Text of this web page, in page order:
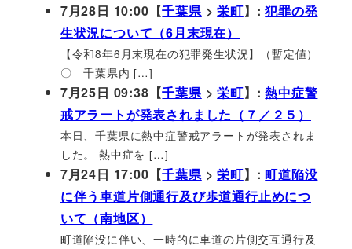
7月28日 10:00【千葉県>栄町】:犯罪の発
生状況について（6月末現在）
【令和8年6月末現在の犯罪発生状況】（暫定値）
〇 千葉県内 […]
7月25日 09:38【千葉県>栄町】:熱中症警
戒アラートが発表されました（７／２５）
本日、千葉県に熱中症警戒アラートが発表されま
した。 熱中症を […]
7月24日 17:00【千葉県>栄町】:町道陥没
に伴う車道片側通行及び歩道通行止めにつ
いて（南地区）
町道陥没に伴い、一時的に車道の片側交互通行及